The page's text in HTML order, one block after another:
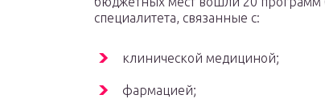
специалитета, связанные с:
клинической медициной;
фармацией;